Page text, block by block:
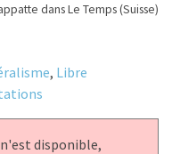
dans Le Temps (Suisse)
, Libre
disponible,